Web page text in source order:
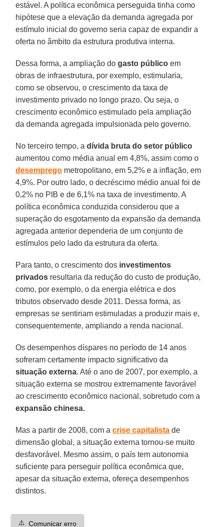
estável. A política econômica perseguida tinha como
hipótese que a elevação da demanda agregada por
estímulo inicial do governo seria capaz de expandir a
oferta no âmbito da estrutura produtiva interna.
Dessa forma, a ampliação dogasto público em
obras de infraestrutura, por exemplo, estimularia,
como se observou, o crescimento da taxa de
investimento privado no longo prazo. Ou seja, o
crescimento econômico estimulado pela ampliação
da demanda agregada impulsionada pelo governo.
No terceiro tempo, adívida bruta do setor público
aumentou como média anual em 4,8%, assim como o
desemprego metropolitano, em 5,2% e a inflação, em
4,9%. Por outro lado, o decréscimo médio anual foi de
0,2% no PIB e de 6,1% na taxa de investimento. A
política econômica conduzida considerou que a
superação do esgotamento da expansão da demanda
agregada anterior dependeria de um conjunto de
estímulos pelo lado da estrutura da oferta.
Para tanto, o crescimento dos investimentos
privados resultaria da redução do custo de produção,
como, por exemplo, o da energia elétrica e dos
tributos observado desde 2011. Dessa forma, as
empresas se sentiriam estimuladas a produzir mais e,
consequentemente, ampliando a renda nacional.
Os desempenhos díspares no período de 14 anos
sofreram certamente impacto significativo da
situação externa. Até o ano de 2007, por exemplo, a
situação externa se mostrou extremamente favorável
ao crescimento econômico nacional, sobretudo com a
expansão chinesa.
Mas a partir de 2008, com acrise capitalista de
dimensão global, a situação externa tornou-se muito
desfavorável. Mesmo assim, o país tem autonomia
suficiente para perseguir política econômica que,
apesar da situação externa, ofereça desempenhos
distintos.
⚠️ Comunicar erro